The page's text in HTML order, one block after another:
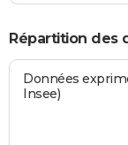
Répartition des
Données
Insee)